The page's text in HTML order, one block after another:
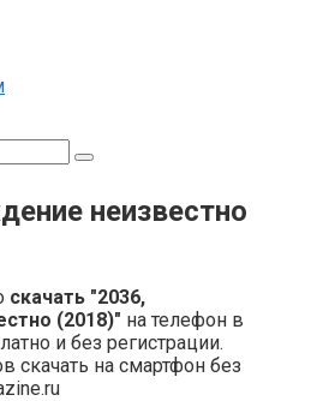
неизвестно
скачать "2036,
(2018)" на телефон в
и без регистрации.
скачать на смартфон без